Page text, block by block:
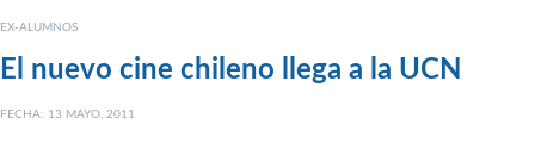
EX-ALUMNOS
El nuevo cine chileno llega a la UCN
FECHA: 13 MAYO, 2011